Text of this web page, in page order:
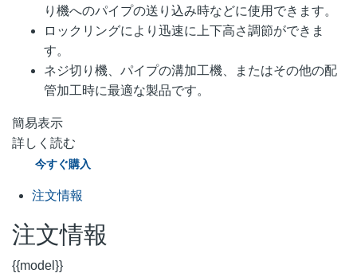
り機へのパイプの送り込み時などに使用できます。
ロックリングにより迅速に上下高さ調節ができま
す。
ネジ切り機、パイプの溝加工機、またはその他の配
管加工時に最適な製品です。
簡易表示
詳しく読む
今すぐ購入
注文情報
注文情報
{{model}}